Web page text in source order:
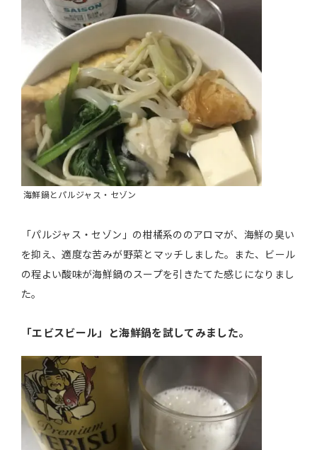
海鮮鍋とパルジャス・セゾン
「パルジャス・セゾン」の柑橘系ののアロマが、海鮮の臭い
を抑え、適度な苦みが野菜とマッチしました。また、ビール
の程よい酸味が海鮮鍋のスープを引きたてた感じになりまし
た。
「エビスビール」と海鮮鍋を試してみました。